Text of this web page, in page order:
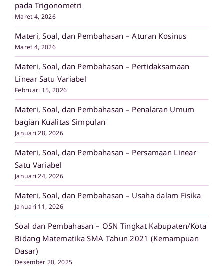
pada Trigonometri
Maret 4, 2026
Materi, Soal, dan Pembahasan – Aturan Kosinus
Maret 4, 2026
Materi, Soal, dan Pembahasan – Pertidaksamaan
Linear Satu Variabel
Februari 15, 2026
Materi, Soal, dan Pembahasan – Penalaran Umum
bagian Kualitas Simpulan
Januari 28, 2026
Materi, Soal, dan Pembahasan – Persamaan Linear
Satu Variabel
Januari 24, 2026
Materi, Soal, dan Pembahasan – Usaha dalam Fisika
Januari 11, 2026
Soal dan Pembahasan – OSN Tingkat Kabupaten/Kota
Bidang Matematika SMA Tahun 2021 (Kemampuan
Dasar)
Desember 20, 2025